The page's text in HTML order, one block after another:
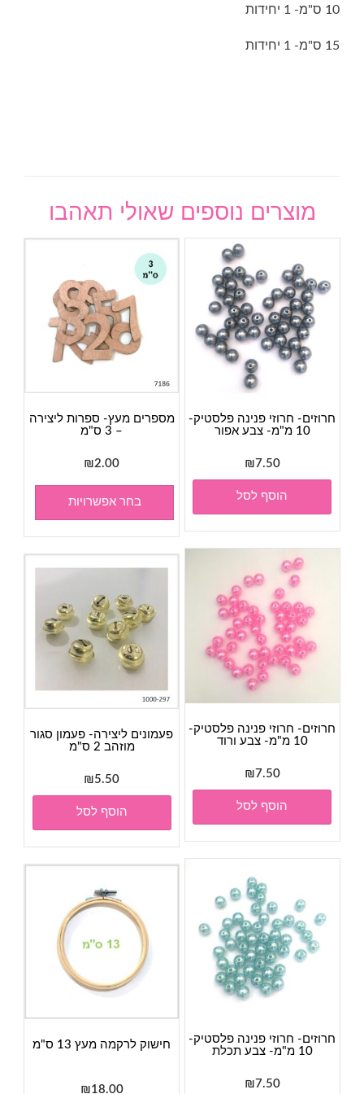
10 ס"מ- 1 יחידות
15 ס"מ- 1 יחידות
מוצרים נוספים שאולי תאהבו
חרוזים- חרוזי פנינה פלסטיק-
10 מ"מ- צבע אפור
₪7.50
הוסף לסל
מספרים מעץ- ספרות ליצירה
– 3 ס"מ
₪2.00
בחר אפשרויות
חרוזים- חרוזי פנינה פלסטיק-
10 מ"מ- צבע ורוד
₪7.50
הוסף לסל
פעמונים ליצירה- פעמון סגור
מוזהב 2 ס"מ
₪5.50
הוסף לסל
חרוזים- חרוזי פנינה פלסטיק-
10 מ"מ- צבע תכלת
₪7.50
חישוק לרקמה מעץ 13 ס"מ
₪18.00